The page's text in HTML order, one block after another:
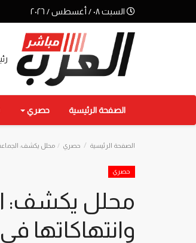
السبت ٠٨ / أغسطس / ٢٠٢٦
الصفحة الرئيسية حصري
الصفحة الرئيسية حصري محلل يكشف:
حصري
محلل يكشف:
وانتهاكاتها